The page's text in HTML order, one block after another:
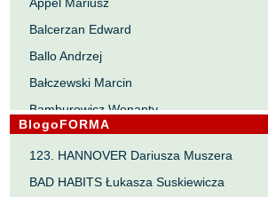
Balcerzan Edward
Ballo Andrzej
Bałczewski Marcin
Bamburowicz Wenanty
Bawołek Waldemar
Bereza Henryk
Berezin Kostia
BlogoFORMA
123. HANNOVER Dariusza Muszera
BAD HABITS Łukasza Suskiewicza